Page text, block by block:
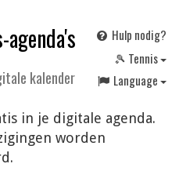
kalender
Hulp nodig?
🎾 Tennis
Language
in je digitale agenda.
worden